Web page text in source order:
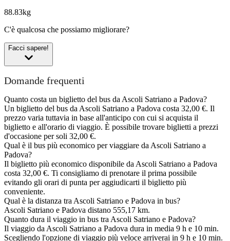
88.83kg
C'è qualcosa che possiamo migliorare?
Facci sapere!
Domande frequenti
Quanto costa un biglietto del bus da Ascoli Satriano a Padova?
Un biglietto del bus da Ascoli Satriano a Padova costa 32,00 €. Il
prezzo varia tuttavia in base all'anticipo con cui si acquista il
biglietto e all'orario di viaggio. È possibile trovare biglietti a prezzi
d'occasione per soli 32,00 €.
Qual è il bus più economico per viaggiare da Ascoli Satriano a
Padova?
Il biglietto più economico disponibile da Ascoli Satriano a Padova
costa 32,00 €. Ti consigliamo di prenotare il prima possibile
evitando gli orari di punta per aggiudicarti il biglietto più
conveniente.
Qual è la distanza tra Ascoli Satriano e Padova in bus?
Ascoli Satriano e Padova distano 555,17 km.
Quanto dura il viaggio in bus tra Ascoli Satriano e Padova?
Il viaggio da Ascoli Satriano a Padova dura in media 9 h e 10 min.
Scegliendo l'opzione di viaggio più veloce arriverai in 9 h e 10 min.